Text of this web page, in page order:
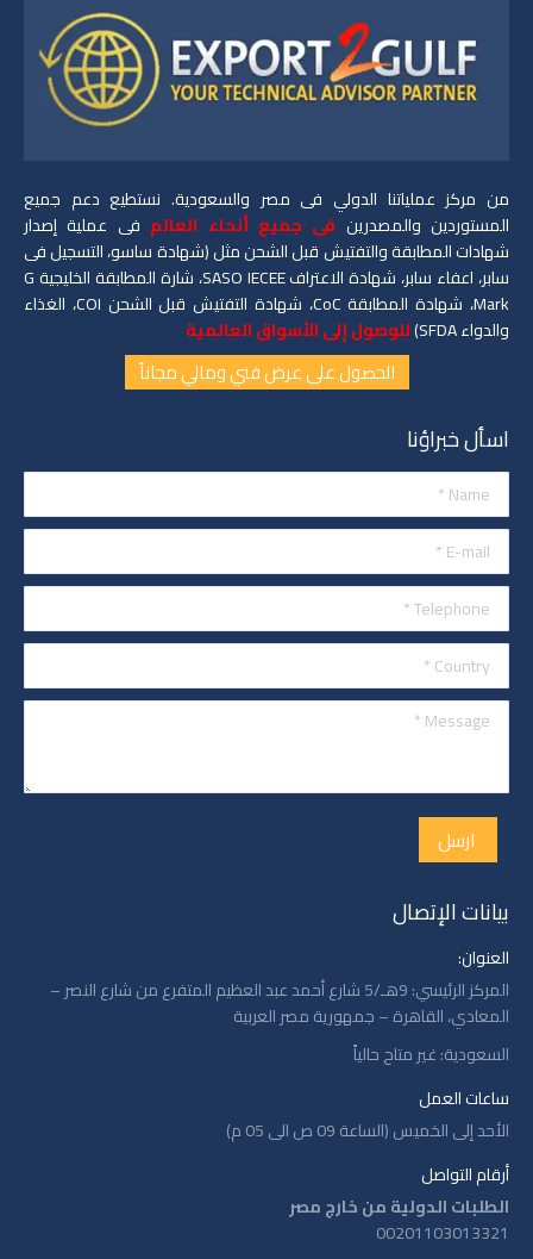
من مركز عملياتنا الدولي فى مصر والسعودية. نستطيع دعم جميع
المستوردين والمصدرين فى جميع أنحاء العالم فى عملية إصدار
شهادات المطابقة والتفتيش قبل الشحن مثل (شهادة ساسو، التسجيل فى
سابر، اعفاء سابر، شهادة الاعتراف SASO IECEE، شارة المطابقة الخليجية G
Mark، شهادة المطابقة CoC، شهادة التفتيش قبل الشحن COI، الغذاء
والدواء SFDA)
للوصول إلى الأسواق العالمية
الحصول على عرض فني ومالي مجاناً
اسأل خبراؤنا
Name *
E-mail *
Telephone *
Country *
Message *
ارسل
بيانات الإتصال
العنوان:
المركز الرئيسي: 9هـ/5 شارع أحمد عبد العظيم المتفرع من شارع النصر –
المعادي، القاهرة – جمهورية مصر العربية
السعودية: غير متاح حالياً
ساعات العمل
الأحد إلى الخميس (الساعة 09 ص الى 05 م)
أرقام التواصل
الطلبات الدولية من خارج مصر
00201103013321